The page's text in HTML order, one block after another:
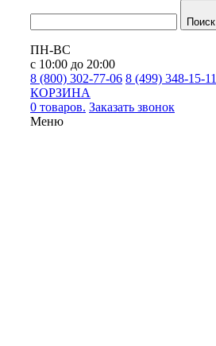
Поиск
ПН-ВС
с 10:00 до 20:00
8 (800) 302-77-06 8 (499) 348-15-11
КОРЗИНА
0 товаров. Заказать звонок
Меню